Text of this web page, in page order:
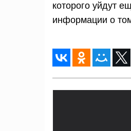
которого уйдут
информации о